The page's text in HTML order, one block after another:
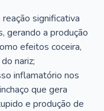
significativa
gerando a produção
efeitos coceira,
nariz;
inflamatório nos
que gera
e produção de